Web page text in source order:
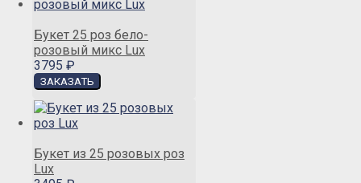
Букет 25 роз бело-
розовый микс Lux
3795 ₽
Букет из 25 розовых роз
Lux